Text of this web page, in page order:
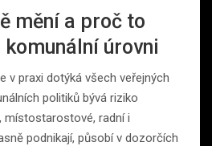
mění a proč to
úrovni
v praxi dotýká všech veřejných
politiků bývá riziko
místostarostové, radní i
podnikají, působí v dozorčích